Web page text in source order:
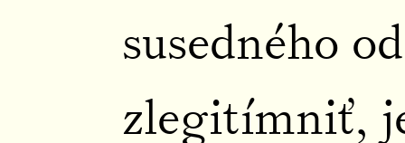
susedného
zlegitímniť,